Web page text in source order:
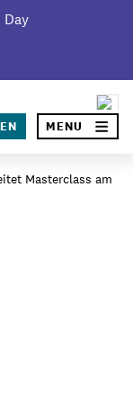
Day
MENU
Masterclass am